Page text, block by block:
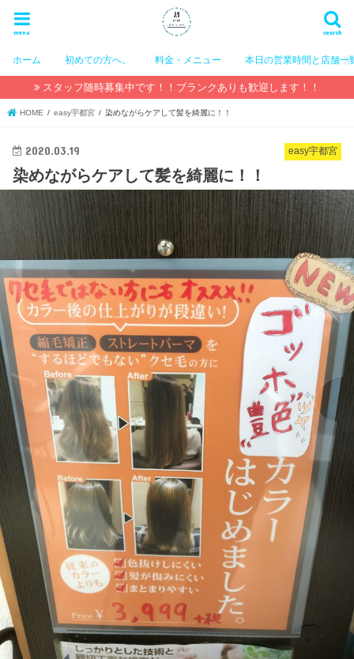
search
menu
ホーム 初めての方へ。 料金・メニュー 本日の営業時間と店舗一
スタッフ随時募集中です！！ブランクありも歓迎します！！
HOME easy宇都宮 染めながらケアして髪を綺麗に！！
easy宇都宮
2020.03.19
染めながらケアして髪を綺麗に！！